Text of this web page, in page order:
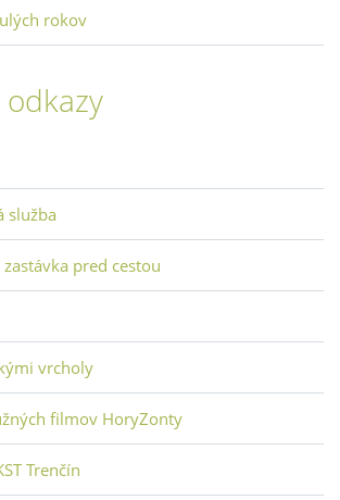
rokov
služba
pred cestou
vrcholy
filmov HoryZonty
Trenčín